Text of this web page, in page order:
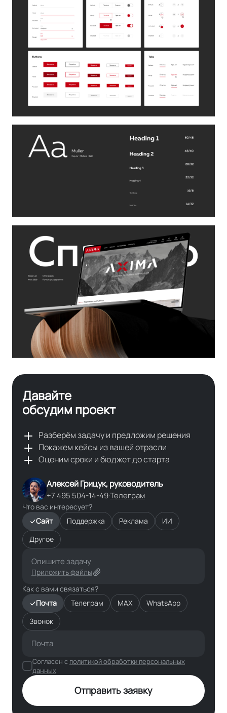
Давайте
обсудим проект
Разберём задачу и предложим решения
Покажем кейсы из вашей отрасли
Оценим сроки и бюджет до старта
Алексей Грицук, руководитель
+7 495 504-14-49·Телеграм
Что вас интересует?
Сайт
Поддержка Реклама
ИИ
Другое
Приложить файлы
Как с вами связаться?
Почта
Телеграм MAX
WhatsApp
Звонок
Согласен с политикой обработки персональных
данных
Отправить заявку